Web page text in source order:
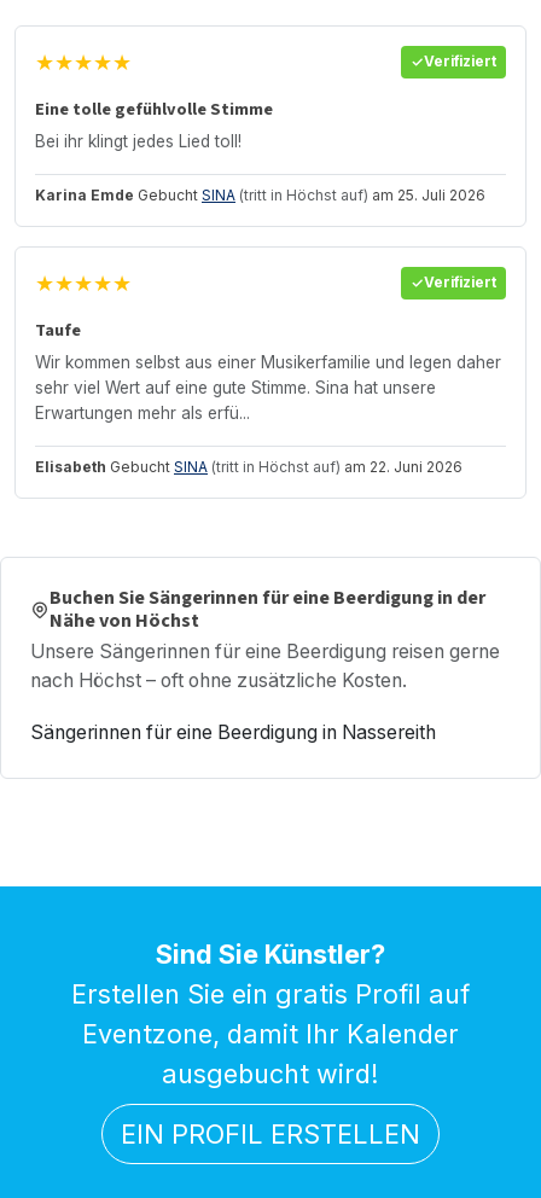
★★★★★ Verifiziert
Eine tolle gefühlvolle Stimme
Bei ihr klingt jedes Lied toll!
Karina Emde Gebucht SINA (tritt in Höchst auf) am 25. Juli 2026
★★★★★ Verifiziert
Taufe
Wir kommen selbst aus einer Musikerfamilie und legen daher
sehr viel Wert auf eine gute Stimme. Sina hat unsere
Erwartungen mehr als erfü...
Elisabeth Gebucht SINA (tritt in Höchst auf) am 22. Juni 2026
Buchen Sie Sängerinnen für eine Beerdigung in der
Nähe von Höchst
Unsere Sängerinnen für eine Beerdigung reisen gerne
nach Höchst – oft ohne zusätzliche Kosten.
Sängerinnen für eine Beerdigung in Nassereith
Sind Sie Künstler?
Erstellen Sie ein gratis Profil auf
Eventzone, damit Ihr Kalender
ausgebucht wird!
EIN PROFIL ERSTELLEN